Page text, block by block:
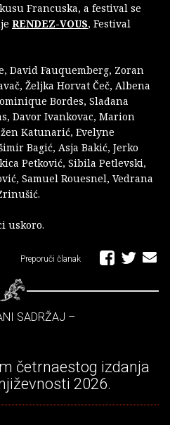
Francuska, a festival se
RENDEZ-VOUS, Festival
David Fauquemberg, Zoran
Željka Horvat Čeč, Albena
Bordes, Slađana
Davor Ivankovac, Marion
Katunarić, Evelyne
Bagić, Asja Bakić, Jerko
Petković, Sibila Petlevski,
Samuel Rouesnel, Vedrana
uskoro.
Preporuči članak
SADRŽAJ –
četrnaestog izdanja
2026.